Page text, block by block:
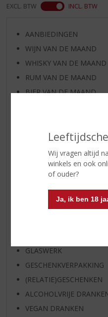
Wij vragen altijd
winkels en ook
of ouder?
Ja, ik ben 18
EXCL. BTW INCL. BTW
AANBIEDINGEN
WIJN VAN DE MAAND
WHISKY VAN DE MAAND
RUM VAN DE MAAND
BIER VAN DE MAAND
WHISKY
APERITIEF
GEDISTILLEERD OVERIG
SHOTJES
GLASWERK
GESCHENKVERPAKKING
(RELATIE)GESCHENKEN
ALCOHOLVRIJE
VEGAN DRANKEN